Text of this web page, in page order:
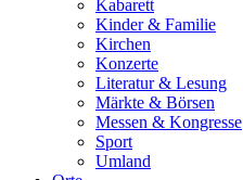
Kabarett
Kinder & Familie
Kirchen
Konzerte
Literatur & Lesung
Märkte & Börsen
Messen & Kongresse
Sport
Umland